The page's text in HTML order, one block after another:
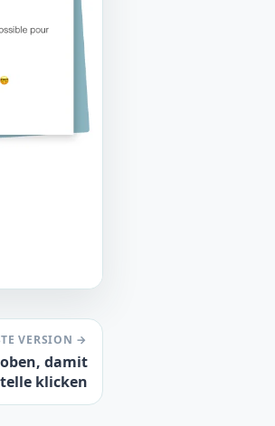
VERSION →
damit
klicken